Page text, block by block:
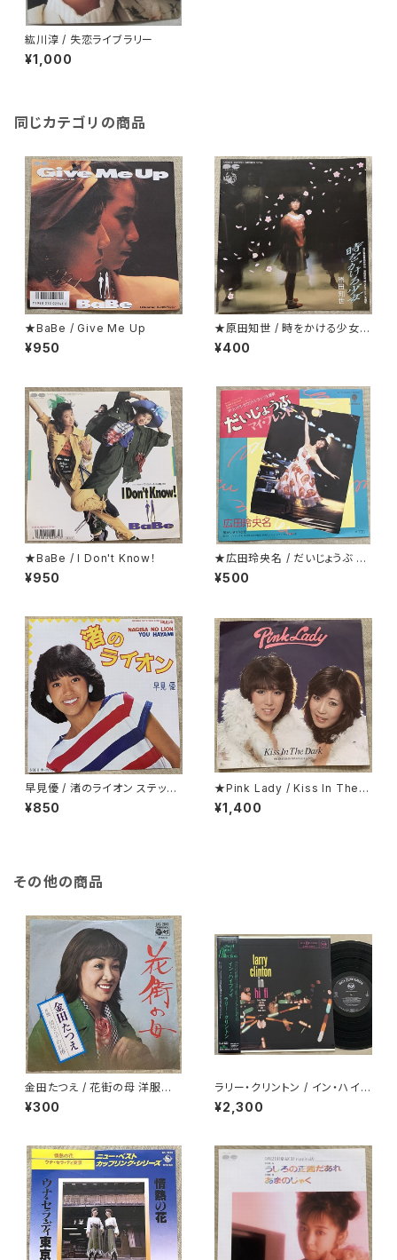
紘川淳 / 失恋ライブラリー
¥1,000
同じカテゴリの商品
★BaBe / Give Me Up
¥950
★原田知世 / 時をかける少女
見開くとカラー・ピンナップにな
っているジャケ
¥400
★BaBe / I Don't Know！
¥950
★広田玲央名 / だいじょうぶ マ
イ・フレンド
¥500
早見優 / 渚のライオン ステッカ
ー・シート付
¥850
★Pink Lady / Kiss In The D
ark 折り返し歌詞カード付
¥1,400
その他の商品
金田たつえ / 花街の母 洋服ジャ
ケ
¥300
ラリー・クリントン / イン・ハイフ
ァイ
¥2,300